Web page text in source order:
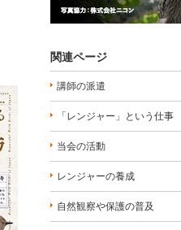
関連ページ
講師の派遣
「レンジャー」という仕事
当会の活動
レンジャーの養成
自然観察や保護の普及